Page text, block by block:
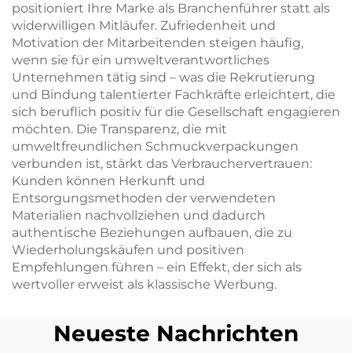
positioniert Ihre Marke als Branchenführer statt als
widerwilligen Mitläufer. Zufriedenheit und
Motivation der Mitarbeitenden steigen häufig,
wenn sie für ein umweltverantwortliches
Unternehmen tätig sind – was die Rekrutierung
und Bindung talentierter Fachkräfte erleichtert, die
sich beruflich positiv für die Gesellschaft engagieren
möchten. Die Transparenz, die mit
umweltfreundlichen Schmuckverpackungen
verbunden ist, stärkt das Verbrauchervertrauen:
Kunden können Herkunft und
Entsorgungsmethoden der verwendeten
Materialien nachvollziehen und dadurch
authentische Beziehungen aufbauen, die zu
Wiederholungskäufen und positiven
Empfehlungen führen – ein Effekt, der sich als
wertvoller erweist als klassische Werbung.
Neueste Nachrichten